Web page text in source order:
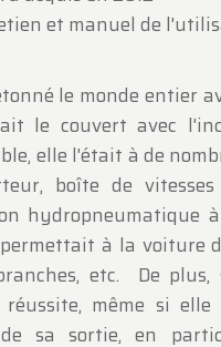
et manuel de
le monde entier
le couvert avec
elle l'était à de
boîte de vitesses
hydropneumatique
à la voiture
etc. De
même si
sa sortie, en
.